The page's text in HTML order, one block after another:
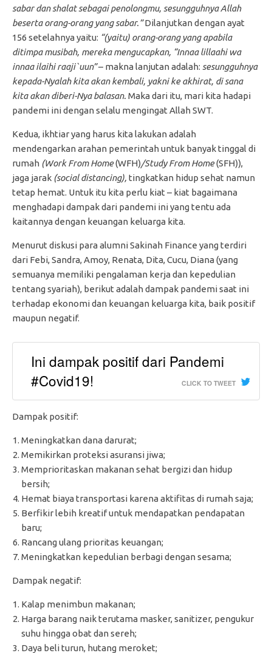
sabar dan shalat sebagai penolongmu, sesungguhnya Allah
beserta orang-orang yang sabar.”Dilanjutkan dengan ayat
156 setelahnya yaitu: “(yaitu) orang-orang yang apabila
ditimpa musibah, mereka mengucapkan, “Innaa lillaahi wa
innaa ilaihi raaji`uun”– makna lanjutan adalah: sesungguhnya
kepada-Nyalah kita akan kembali, yakni ke akhirat, di sana
kita akan diberi-Nya balasan. Maka dari itu, mari kita hadapi
pandemi ini dengan selalu mengingat Allah SWT.
Kedua, ikhtiar yang harus kita lakukan adalah
mendengarkan arahan pemerintah untuk banyak tinggal di
rumah (Work From Home(WFH)/Study From Home(SFH)),
jaga jarak (social distancing), tingkatkan hidup sehat namun
tetap hemat. Untuk itu kita perlu kiat – kiat bagaimana
menghadapi dampak dari pandemi ini yang tentu ada
kaitannya dengan keuangan keluarga kita.
Menurut diskusi para alumni Sakinah Finance yang terdiri
dari Febi, Sandra, Amoy, Renata, Dita, Cucu, Diana (yang
semuanya memiliki pengalaman kerja dan kepedulian
tentang syariah), berikut adalah dampak pandemi saat ini
terhadap ekonomi dan keuangan keluarga kita, baik positif
maupun negatif.
Ini dampak positif dari Pandemi
#Covid19!
CLICK TO TWEET
Dampak positif:
Meningkatkan dana darurat;
Memikirkan proteksi asuransi jiwa;
Memprioritaskan makanan sehat bergizi dan hidup
bersih;
Hemat biaya transportasi karena aktifitas di rumah saja;
Berfikir lebih kreatif untuk mendapatkan pendapatan
baru;
Rancang ulang prioritas keuangan;
Meningkatkan kepedulian berbagi dengan sesama;
Dampak negatif:
Kalap menimbun makanan;
Harga barang naik terutama masker, sanitizer, pengukur
suhu hingga obat dan sereh;
Daya beli turun, hutang meroket;